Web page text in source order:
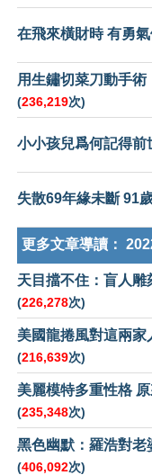
在飛來橫財時 有勇
用生鏽切菜刀動手術
(236,219次)
小小孩兒爲何記得前
失散69年緣未斷 91
更多文章導讀：
天目擋不住：盲人
(226,278次)
美國龍捲風對這兩
(216,639次)
美麗模特多重性格
(235,348次)
黑色幽默：羅浩對
(406,092次)